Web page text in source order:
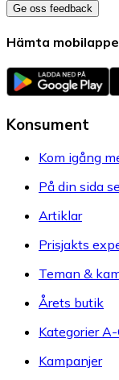
Ge oss feedback
Hämta
Konsument
Kom igång
På din sida
Artiklar
Prisjakts
Teman &
Årets butik
Kategorier A-
Kampanjer